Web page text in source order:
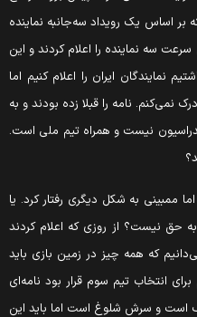
اساس یک رویداد سه‌جانبه نماینده
نماینده را اعلام کردند و این
ایران را اعلام کنیم اما
نامه را قبلا زده بودند و به
نیست و همراه تیم ملی است.
به شکل دیگری رفتار کرد. یا
نیست؟ از روزی که اعلام کردند
که همه چیز در زمین بازی باید
انتخاب تیم سوم قرار بود نامه‌ای
است و سرش شلوغ است اما باید این